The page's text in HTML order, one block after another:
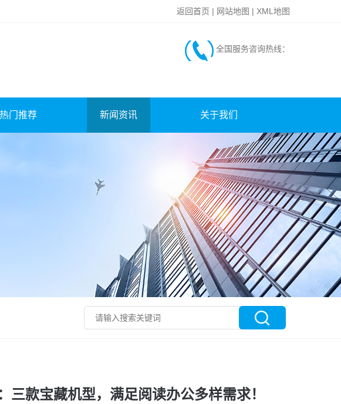
返回首页 | 网站地图 | XML地图
全国服务咨询热线：
热门推荐 新闻资讯 关于我们
款宝藏机型，满足阅读办公多样需求！